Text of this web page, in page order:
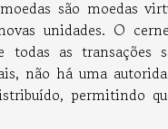
são moedas
unidades. O
todas as transações
não há uma
permitindo